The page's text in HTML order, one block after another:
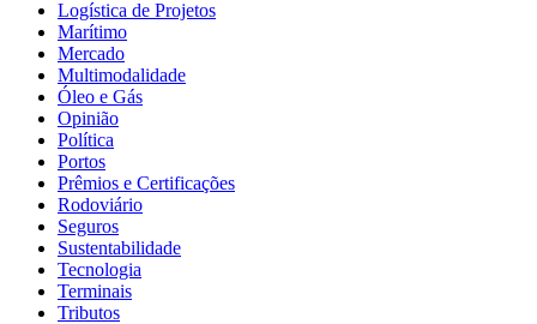
Logística de Projetos
Marítimo
Mercado
Multimodalidade
Óleo e Gás
Opinião
Política
Portos
Prêmios e Certificações
Rodoviário
Seguros
Sustentabilidade
Tecnologia
Terminais
Tributos